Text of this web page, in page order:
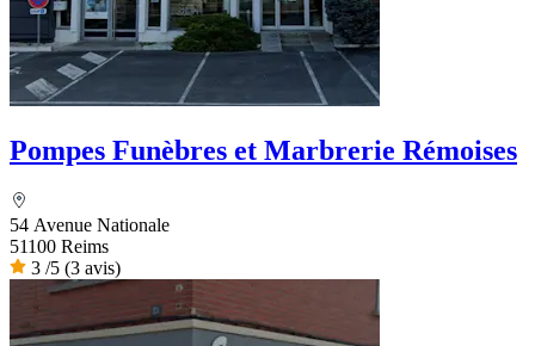
Pompes Funèbres et Marbrerie Rémoises
54 Avenue Nationale
51100 Reims
3 /5 (3 avis)